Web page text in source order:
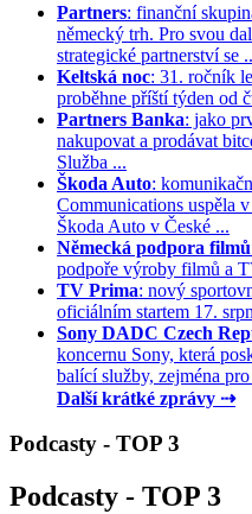
Partners: finanční
německý trh. Pro svou
strategické partnerství se
Keltská noc: 31. ročník
proběhne příští týden od
Partners Banka: jako
nakupovat a prodávat
Služba ...
Škoda Auto:
Communications uspěla
Škoda Auto v České ...
Německá podpora filmů
podpoře výroby filmů a
TV Prima: nový
oficiálním startem 17.
Sony DADC Czech
koncernu Sony, která
balící služby, zejména
Další krátké zprávy ⇢
Podcasty - TOP 3
Podcasty - TOP 3